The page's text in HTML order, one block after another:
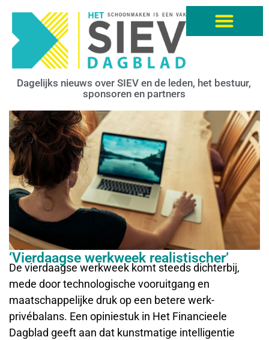
Dagelijks nieuws over SIEV en de leden, het bestuur,
sponsoren en partners
‘Vierdaagse werkweek realistischer’
De vierdaagse werkweek komt steeds dichterbij,
mede door technologische vooruitgang en
maatschappelijke druk op een betere werk-
privébalans. Een opiniestuk in Het Financieele
Dagblad geeft aan dat kunstmatige intelligentie